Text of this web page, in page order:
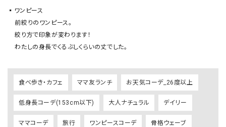
▪️ワンピース
    絞り方で印象が変わります！
    わたしの身長でくるぶしくらいの丈でした。
食べ歩き・カフェ ママ友ランチ お天気コーデ_26度以上
低身長コーデ(153cm以下) 大人ナチュラル デイリー
ママコーデ 旅行 ワンピースコーデ 骨格ウェーブ